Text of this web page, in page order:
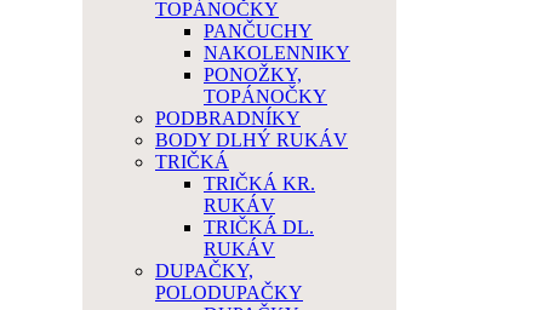
TOPÁNOČKY
PANČUCHY
NAKOLENNIKY
PONOŽKY,
TOPÁNOČKY
PODBRADNÍKY
BODY DLHÝ RUKÁV
TRIČKÁ
TRIČKÁ KR.
RUKÁV
TRIČKÁ DL.
RUKÁV
DUPAČKY,
POLODUPAČKY